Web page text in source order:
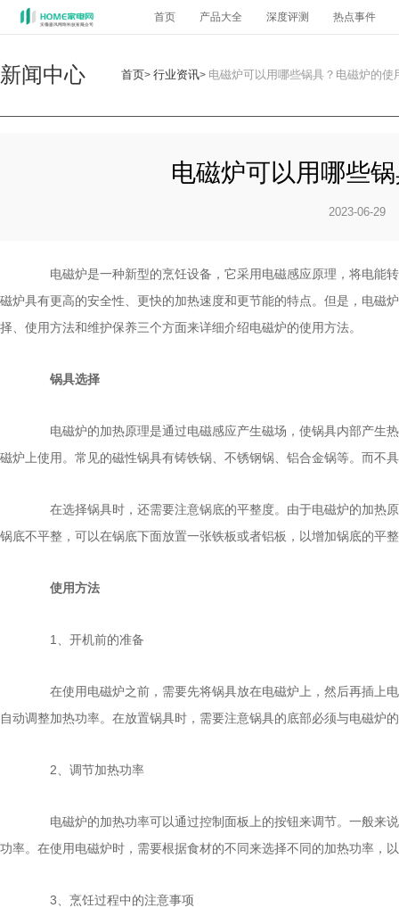
首页 产品大全 深度评测 热点事件
新闻中心 首页> 行业资讯> 电磁炉可以用哪些锅具？电磁炉的使
电磁炉可以用哪些
2023-06-29
电磁炉是一种新型的烹饪设备，它采用电磁感应原理，将电能
磁炉具有更高的安全性、更快的加热速度和更节能的特点。但是，电磁
择、使用方法和维护保养三个方面来详细介绍电磁炉的使用方法。
锅具选择
电磁炉的加热原理是通过电磁感应产生磁场，使锅具内部产生
磁炉上使用。常见的磁性锅具有铸铁锅、不锈钢锅、铝合金锅等。而不
在选择锅具时，还需要注意锅底的平整度。由于电磁炉的加热
锅底不平整，可以在锅底下面放置一张铁板或者铝板，以增加锅底的平
使用方法
1、开机前的准备
在使用电磁炉之前，需要先将锅具放在电磁炉上，然后再插上
自动调整加热功率。在放置锅具时，需要注意锅具的底部必须与电磁炉
2、调节加热功率
电磁炉的加热功率可以通过控制面板上的按钮来调节。一般来
功率。在使用电磁炉时，需要根据食材的不同来选择不同的加热功率，
3、烹饪过程中的注意事项